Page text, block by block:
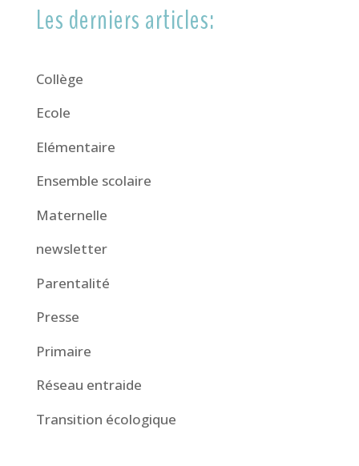
Les derniers articles:
Collège
Ecole
Elémentaire
Ensemble scolaire
Maternelle
newsletter
Parentalité
Presse
Primaire
Réseau entraide
Transition écologique